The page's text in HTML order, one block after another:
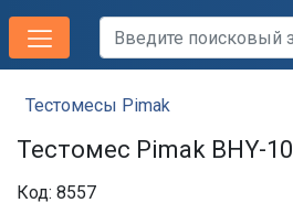
Тестомесы Pimak
Тестомес Pimak BHY-10
Код: 8557